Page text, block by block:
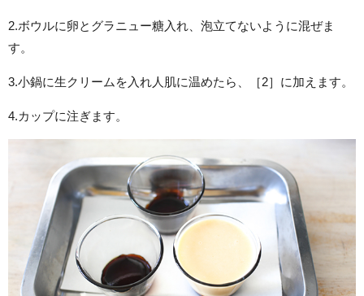
2.ボウルに卵とグラニュー糖入れ、泡立てないように混ぜま
す。
3.小鍋に生クリームを入れ人肌に温めたら、［2］に加えます。
4.カップに注ぎます。